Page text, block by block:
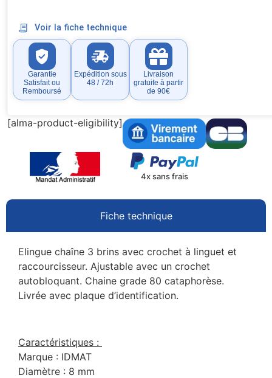
Voir la fiche technique
Garantie
Satisfait ou
Remboursé
Expédition sous
48 / 72h
Livraison
gratuite à partir
de 90€
[alma-product-eligibility]
4x sans frais
Fiche technique
Elingue chaîne 3 brins avec crochet à linguet et
raccourcisseur. Ajustable avec un crochet
autobloquant. Chaine grade 80 cataphorèse.
Livrée avec plaque d’identification.
Caractéristiques :
Marque : IDMAT
Diamètre : 8 mm